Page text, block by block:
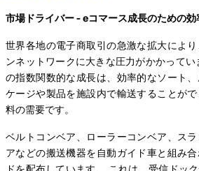
市場ドライバー - eコマース成長のための
世界各地の電子商取引の急激な拡大によ
ンネットワークに大きな圧力がかかって
の指数関数的な成長は、効率的なソート
ケージや製品を施設内で輸送することが
料の需要です。
ベルトコンベア、ローラーコンベア、ス
アなどの搬送機器を自動ガイド車と組み